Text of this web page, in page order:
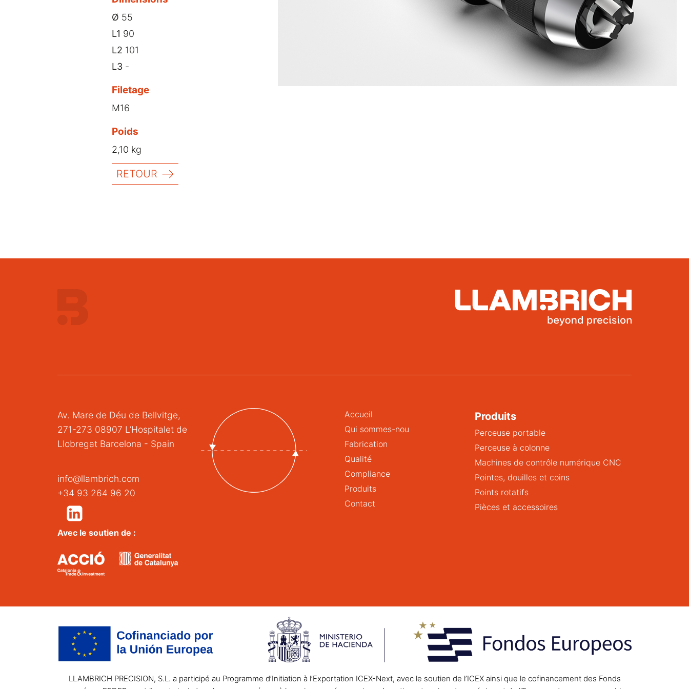
Ø 55
L1 90
L2 101
L3 -
Filetage
M16
Poids
2,10 kg
RETOUR
Av. Mare de Déu de Bellvitge,
271-273 08907 L’Hospitalet de
Llobregat Barcelona - Spain
info@llambrich.com
+34 93 264 96 20
Accueil
Qui sommes-nou
Fabrication
Qualité
Compliance
Produits
Contact
Produits
Perceuse portable
Perceuse à colonne
Machines de contrôle numérique CNC
Pointes, douilles et coins
Points rotatifs
Pièces et accessoires
Avec le soutien de :
LLAMBRICH PRECISION, S.L. a participé au Programme d’Initiation à l’Exportation ICEX-Next, avec le soutien de l’ICEX ainsi que le cofinancement des Fonds